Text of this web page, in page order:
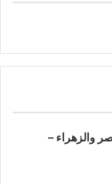
والزهراء –